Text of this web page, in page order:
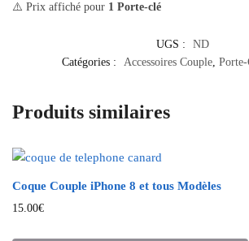
⚠️ Prix affiché pour 1 Porte-clé
UGS :
ND
Catégories :
Accessoires Couple,
Produits similaires
Coque Couple iPhone 8 et tous Modèles
15.00€